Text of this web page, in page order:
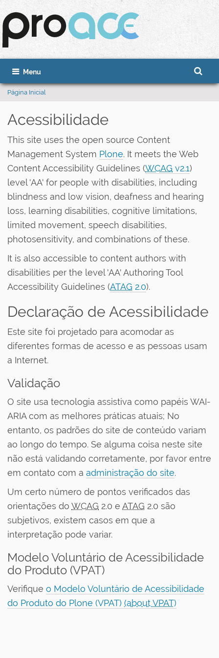
Busca
Busca
Toggle navigation
Página Inicial
Acessibilidade
This site uses the open source Content
Management System Plone. It meets the Web
Content Accessibility Guidelines (WCAG v2.1)
level 'AA' for people with disabilities, including
blindness and low vision, deafness and hearing
loss, learning disabilities, cognitive limitations,
limited movement, speech disabilities,
photosensitivity, and combinations of these.
It is also accessible to content authors with
disabilities per the level 'AA' Authoring Tool
Accessibility Guidelines (ATAG 2.0).
Declaração de Acessibilidade
Este site foi projetado para acomodar as
diferentes formas de acesso e as pessoas usam
a Internet.
Validação
O site usa tecnologia assistiva como papéis WAI-
ARIA com as melhores práticas atuais; No
entanto, os padrões do site de conteúdo variam
ao longo do tempo. Se alguma coisa neste site
não está validando corretamente, por favor entre
em contato com a administração do site.
Um certo número de pontos verificados das
orientações do WCAG 2.0 e ATAG 2.0 são
subjetivos, existem casos em que a
interpretação pode variar.
Modelo Voluntário de Acessibilidade
do Produto (VPAT)
Verifique o Modelo Voluntário de Acessibilidade
do Produto do Plone (VPAT) (about VPAT)